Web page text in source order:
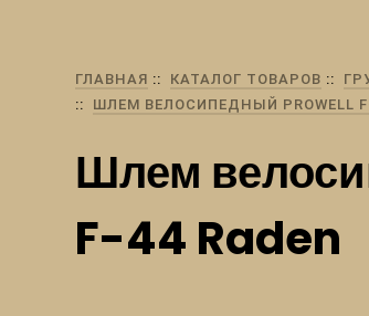
ГЛАВНАЯ КАТАЛОГ ТОВАРОВ
ШЛЕМ ВЕЛОСИПЕДНЫЙ PROWELL F-
Шлем
F-44 Raden